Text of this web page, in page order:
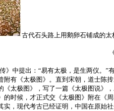
古代石头路上用鹅卵石铺成的太
传》中提出：“易有太极，是生两仪。
附有《太极图》。直到宋朝，道士陈
《太极图》，写了一篇《太极图说》
的时候，才正式交《太极图》附在《
实，现代考古已经证明，中国在原始